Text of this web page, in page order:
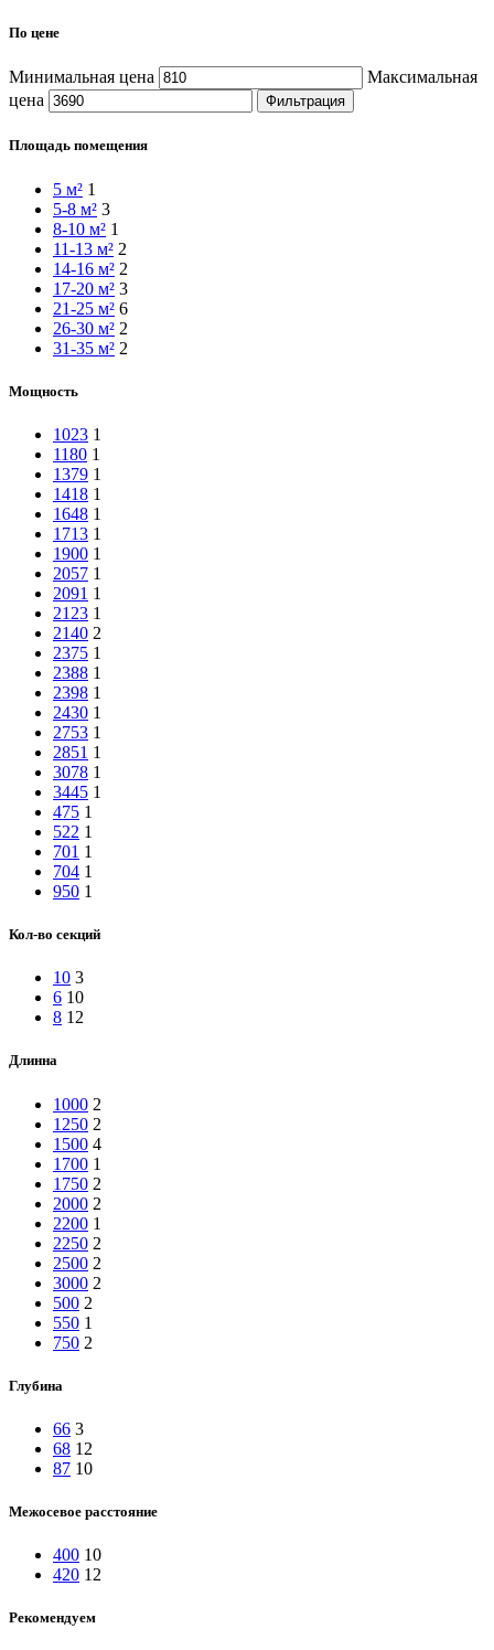
По цене
Минимальная цена
Максимальная
цена
Фильтрация
Площадь помещения
5 м² 1
5-8 м² 3
8-10 м² 1
11-13 м² 2
14-16 м² 2
17-20 м² 3
21-25 м² 6
26-30 м² 2
31-35 м² 2
Мощность
1023 1
1180 1
1379 1
1418 1
1648 1
1713 1
1900 1
2057 1
2091 1
2123 1
2140 2
2375 1
2388 1
2398 1
2430 1
2753 1
2851 1
3078 1
3445 1
475 1
522 1
701 1
704 1
950 1
Кол-во секций
10 3
6 10
8 12
Длинна
1000 2
1250 2
1500 4
1700 1
1750 2
2000 2
2200 1
2250 2
2500 2
3000 2
500 2
550 1
750 2
Глубина
66 3
68 12
87 10
Межосевое расстояние
400 10
420 12
Рекомендуем